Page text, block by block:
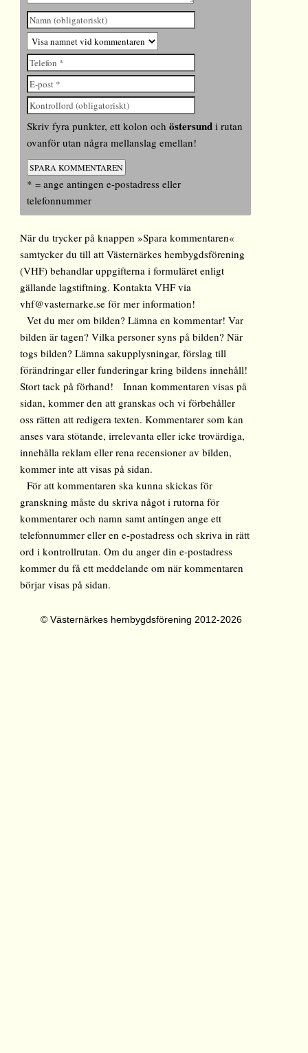
Skriv fyra punkter, ett kolon ochöstersund i rutan
ovanför utan några mellanslag emellan!
* = ange antingen e-postadress eller
telefonnummer
När du trycker på knappen »Spara kommentaren«
samtycker du till att Västernärkes hembygdsförening
(VHF) behandlar uppgifterna i formuläret enligt
gällande lagstiftning. Kontakta VHF via
vhf@vasternarke.se för mer information!
Vet du mer om bilden? Lämna en kommentar! Var
bilden är tagen? Vilka personer syns på bilden? När
togs bilden? Lämna sakupplysningar, förslag till
förändringar eller funderingar kring bildens innehåll!
Stort tack på förhand! Innan kommentaren visas på
sidan, kommer den att granskas och vi förbehåller
oss rätten att redigera texten. Kommentarer som kan
anses vara stötande, irrelevanta eller icke trovärdiga,
innehålla reklam eller rena recensioner av bilden,
kommer inte att visas på sidan.
För att kommentaren ska kunna skickas för
granskning måste du skriva något i rutorna för
kommentarer och namn samt antingen ange ett
telefonnummer eller en e-postadress och skriva in rätt
ord i kontrollrutan. Om du anger din e-postadress
kommer du få ett meddelande om när kommentaren
börjar visas på sidan.
© Västernärkes hembygdsförening 2012-2026